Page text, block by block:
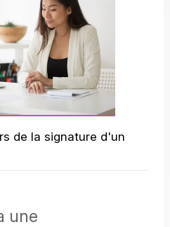
de la signature d'un
une